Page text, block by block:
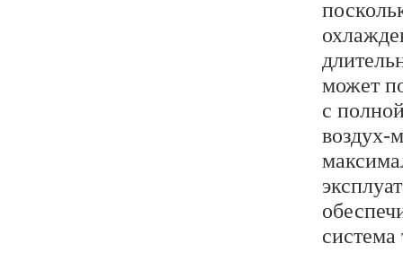
может
с
воздух-